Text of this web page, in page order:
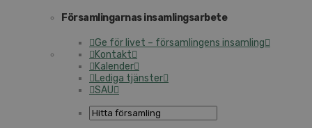
Församlingarnas insamlingsarbete
Ge för livet – församlingens insamling
Kontakt
Kalender
Lediga tjänster
SAU